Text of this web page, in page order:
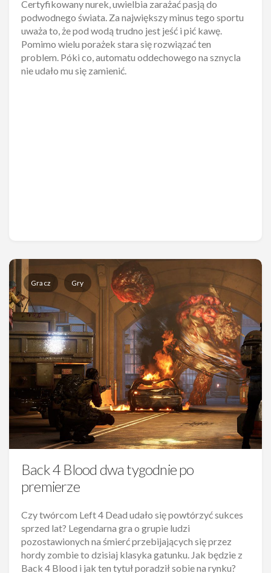
Certyfikowany nurek, uwielbia zarażać pasją do
podwodnego świata. Za największy minus tego sportu
uważa to, że pod wodą trudno jest jeść i pić kawę.
Pomimo wielu porażek stara się rozwiązać ten
problem. Póki co, automatu oddechowego na sznycla
nie udało mu się zamienić.
Gracz Gry
Back 4 Blood dwa tygodnie po
premierze
Czy twórcom Left 4 Dead udało się powtórzyć sukces
sprzed lat? Legendarna gra o grupie ludzi
pozostawionych na śmierć przebijających się przez
hordy zombie to dzisiaj klasyka gatunku. Jak będzie z
Back 4 Blood i jak ten tytuł poradził sobie na rynku?